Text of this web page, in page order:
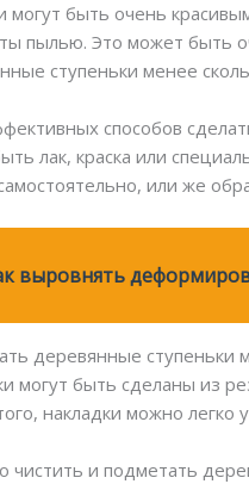
быть очень
пылью. Это может быть
ступеньки менее
способов
лак, краска или
или же
выровнять
деревянные ступеньки
могут быть сделаны из
накладки можно
чистить и подметать